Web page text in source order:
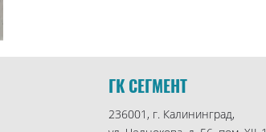
ГК СЕГМЕНТ
236001, г. Калининград,